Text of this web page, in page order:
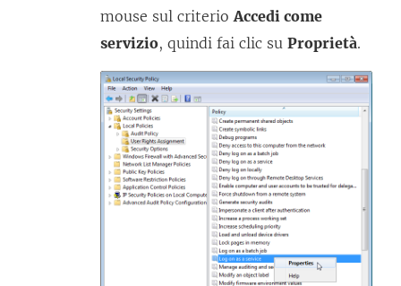
mouse sul criterioAccedi come
servizio, quindi fai clic su Proprietà.